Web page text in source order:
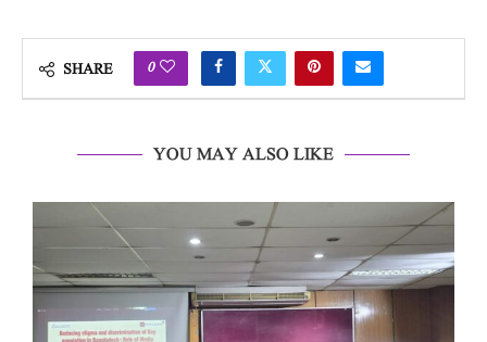
SHARE 0
YOU MAY ALSO LIKE